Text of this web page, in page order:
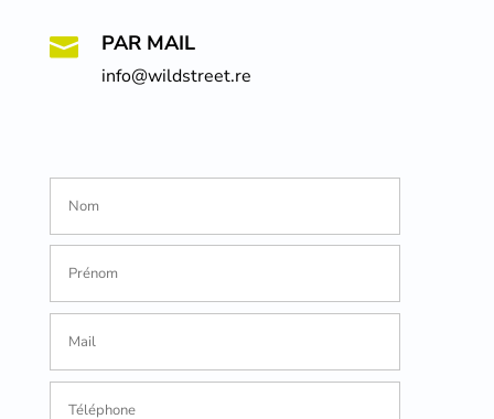
 PAR MAIL
info@wildstreet.re